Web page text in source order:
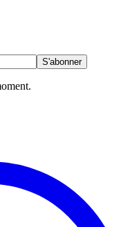
S'abonner